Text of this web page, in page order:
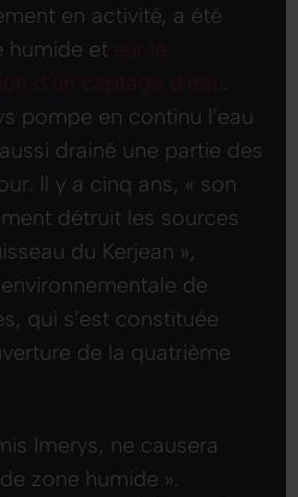
en activité, a été
humide et sur le
d’un captage d’eau.
pompe en continu l’eau
drainé une partie des
Il y a cinq ans, « son
détruit les sources
du Kerjean »,
de
qui s’est constituée
de la quatrième
Imerys, ne causera
zone humide ».